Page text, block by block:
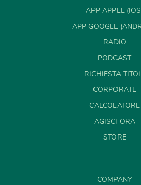
APP APPLE
APP GOOGLE
RADIO
PODCAST
RICHIESTA
CORPORATE
CALCOLATORE
AGISCI ORA
STORE
COMPANY